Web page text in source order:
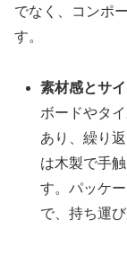
でなく、コンポ
す。
素材感とサ
ボードやタ
あり、繰り
は木製で手
す。パッケ
で、持ち運び